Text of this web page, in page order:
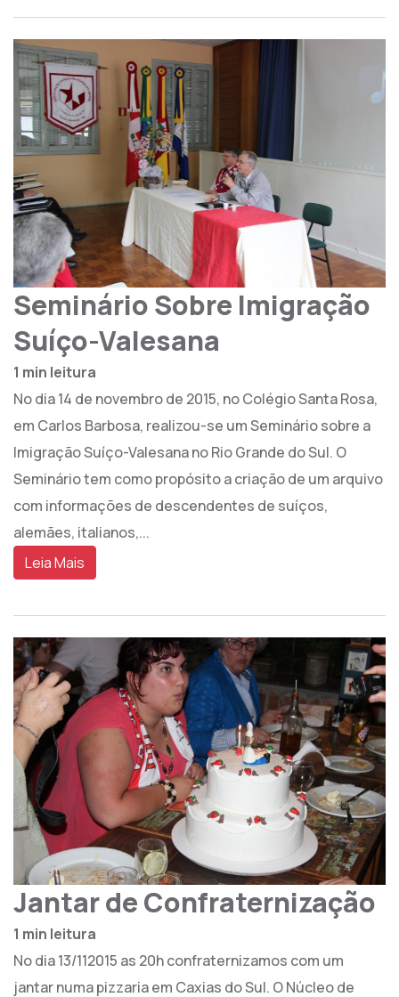
Seminário Sobre Imigração
Suíço-Valesana
1 min leitura
No dia 14 de novembro de 2015, no Colégio Santa Rosa,
em Carlos Barbosa, realizou-se um Seminário sobre a
Imigração Suíço-Valesana no Rio Grande do Sul. O
Seminário tem como propósito a criação de um arquivo
com informações de descendentes de suíços,
alemães, italianos,...
Leia Mais
Jantar de Confraternização
1 min leitura
No dia 13/112015 as 20h confraternizamos com um
jantar numa pizzaria em Caxias do Sul. O Núcleo de